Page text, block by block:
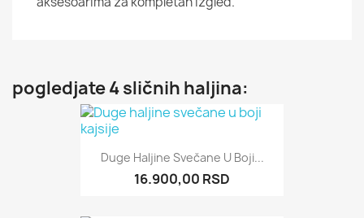
pogledjate 4 sličnih haljina:
Duge Haljine Svečane U Boji...
16.900,00 RSD